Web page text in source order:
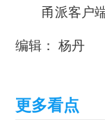
甬派客户端
编辑： 杨丹